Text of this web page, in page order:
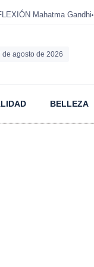
Mahatma Gandhi
de agosto de 2026
BELLEZA